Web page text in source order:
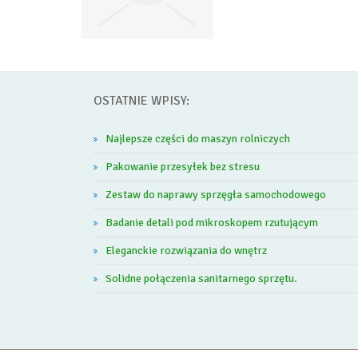
OSTATNIE WPISY:
Najlepsze części do maszyn rolniczych
Pakowanie przesyłek bez stresu
Zestaw do naprawy sprzęgła samochodowego
Badanie detali pod mikroskopem rzutującym
Eleganckie rozwiązania do wnętrz
Solidne połączenia sanitarnego sprzętu.